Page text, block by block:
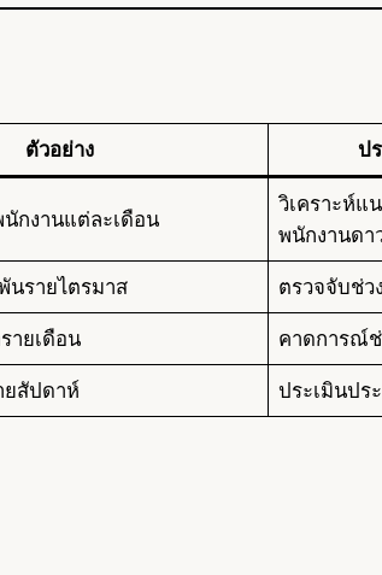
ตัวอย่าง ป
กงานแต่ละเดือน
วิเคราะห์แ
พนักงานดา
นรายไตรมาส ตรวจจับช่ว
ายเดือน คาดการณ์
ยสัปดาห์ ประเมินปร